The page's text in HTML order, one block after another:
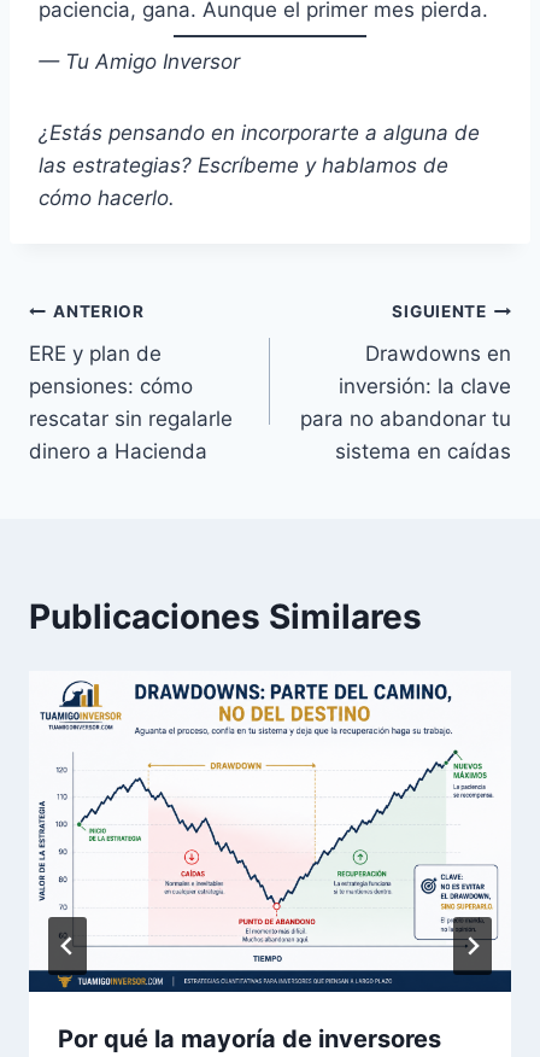
paciencia, gana. Aunque el primer mes pierda.
— Tu Amigo Inversor
¿Estás pensando en incorporarte a alguna de
las estrategias? Escríbeme y hablamos de
cómo hacerlo.
Navegación
de
entradas
ANTERIOR
ERE y plan de
pensiones: cómo
rescatar sin regalarle
dinero a Hacienda
SIGUIENTE
Drawdowns en
inversión: la clave
para no abandonar tu
sistema en caídas
Publicaciones Similares
Por qué la mayoría de inversores